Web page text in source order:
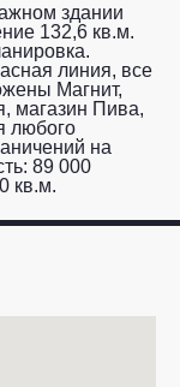
здании
132,6 кв.м.
линия, все
Магнит,
магазин Пива,
любого
на
89 000
кв.м.